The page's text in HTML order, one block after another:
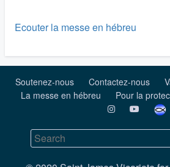
Ecouter la messe en hébreu
Soutenez-nous Contactez-nous
La messe en hébreu
Pour la